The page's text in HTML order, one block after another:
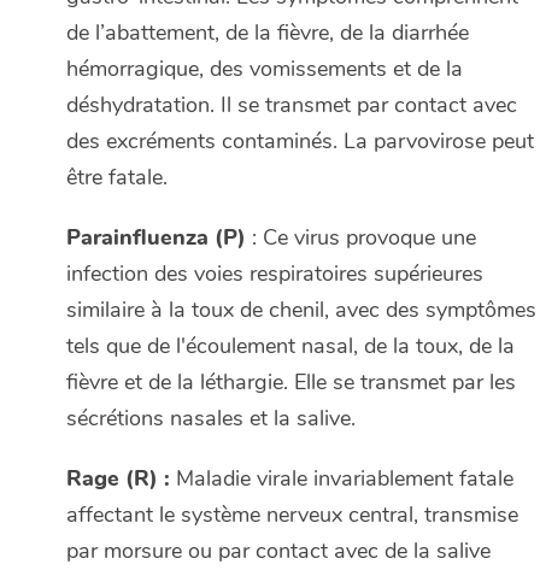
de l’abattement, de la fièvre, de la diarrhée
hémorragique, des vomissements et de la
déshydratation. Il se transmet par contact avec
des excréments contaminés. La parvovirose peut
être fatale.
Parainfluenza (P) : Ce virus provoque une
infection des voies respiratoires supérieures
similaire à la toux de chenil, avec des symptômes
tels que de l'écoulement nasal, de la toux, de la
fièvre et de la léthargie. Elle se transmet par les
sécrétions nasales et la salive.
Rage (R) : Maladie virale invariablement fatale
affectant le système nerveux central, transmise
par morsure ou par contact avec de la salive